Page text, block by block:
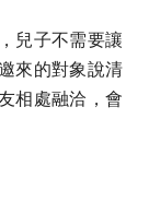
兒子不需要讓
來的對象說清
相處融洽，會